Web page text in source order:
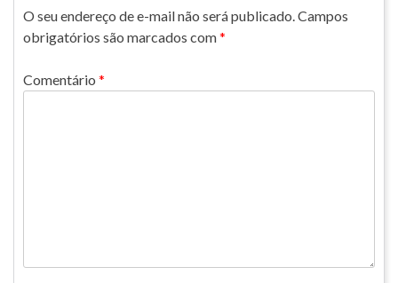
O seu endereço de e-mail não será publicado.Campos
obrigatórios são marcados com*
Comentário *